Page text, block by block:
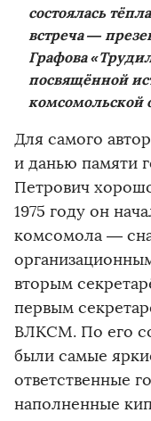
состоялась
встреча —
Графова
посвящённой
комсомольской
Для самого
и данью памяти
Петрович
1975 году он
комсомола —
вторым
первым
ВЛКСМ. По его
были самые
ответственные
наполненные